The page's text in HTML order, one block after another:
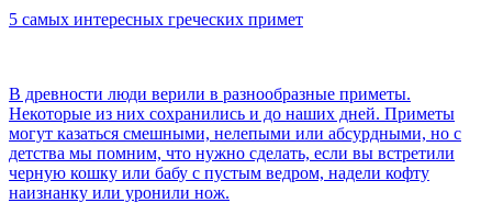
5 самых интересных греческих примет
В древности люди верили в разнообразные приметы.
Некоторые из них сохранились и до наших дней. Приметы
могут казаться смешными, нелепыми или абсурдными, но с
детства мы помним, что нужно сделать, если вы встретили
черную кошку или бабу с пустым ведром, надели кофту
наизнанку или уронили нож.